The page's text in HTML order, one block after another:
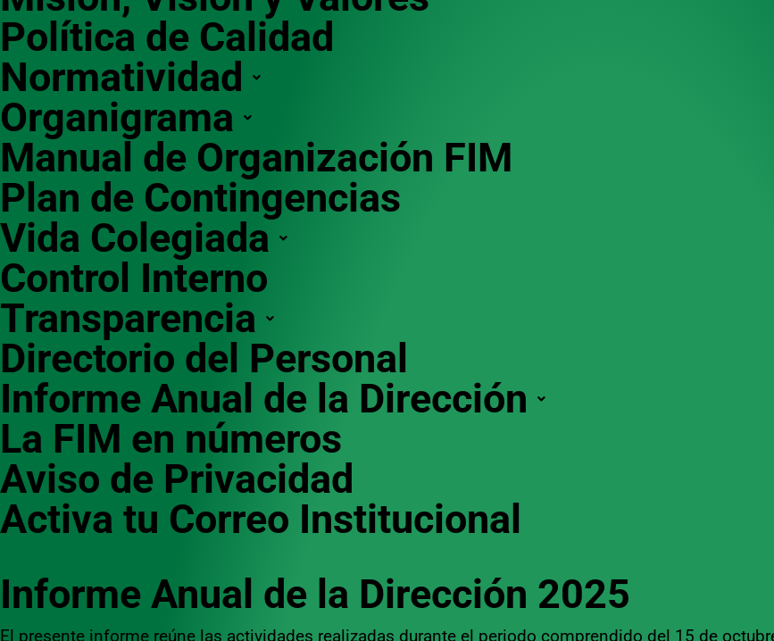
Política de Calidad
Normatividad
Organigrama
Manual de Organización FIM
Plan de Contingencias
Vida Colegiada
Control Interno
Transparencia
Directorio del Personal
Informe Anual de la Dirección
La FIM en números
Aviso de Privacidad
Activa tu Correo Institucional
Informe Anual de la Dirección 2025
El presente informe reúne las actividades realizadas durante el periodo comprendido del 15 de